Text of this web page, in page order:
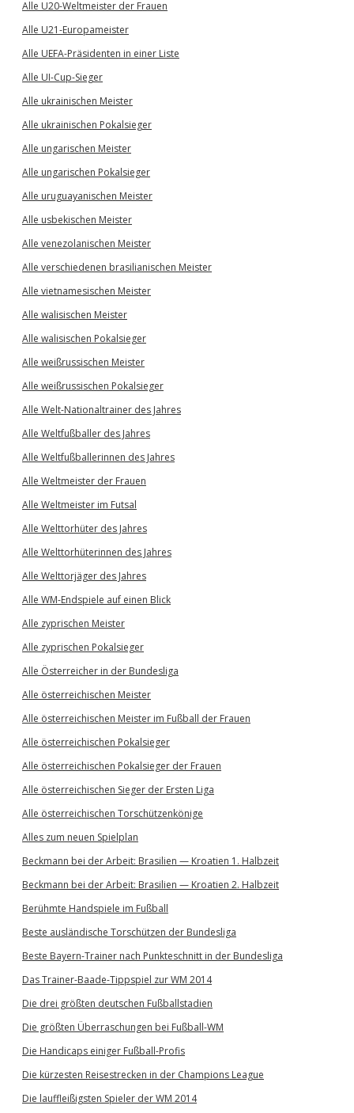
Alle U20-Weltmeister der Frauen
Alle U21-Europameister
Alle UEFA-Präsidenten in einer Liste
Alle UI-Cup-Sieger
Alle ukrainischen Meister
Alle ukrainischen Pokalsieger
Alle ungarischen Meister
Alle ungarischen Pokalsieger
Alle uruguayanischen Meister
Alle usbekischen Meister
Alle venezolanischen Meister
Alle verschiedenen brasilianischen Meister
Alle vietnamesischen Meister
Alle walisischen Meister
Alle walisischen Pokalsieger
Alle weißrussischen Meister
Alle weißrussischen Pokalsieger
Alle Welt-Nationaltrainer des Jahres
Alle Weltfußballer des Jahres
Alle Weltfußballerinnen des Jahres
Alle Weltmeister der Frauen
Alle Weltmeister im Futsal
Alle Welttorhüter des Jahres
Alle Welttorhüterinnen des Jahres
Alle Welttorjäger des Jahres
Alle WM-Endspiele auf einen Blick
Alle zyprischen Meister
Alle zyprischen Pokalsieger
Alle Österreicher in der Bundesliga
Alle österreichischen Meister
Alle österreichischen Meister im Fußball der Frauen
Alle österreichischen Pokalsieger
Alle österreichischen Pokalsieger der Frauen
Alle österreichischen Sieger der Ersten Liga
Alle österreichischen Torschützenkönige
Alles zum neuen Spielplan
Beckmann bei der Arbeit: Brasilien — Kroatien 1. Halbzeit
Beckmann bei der Arbeit: Brasilien — Kroatien 2. Halbzeit
Berühmte Handspiele im Fußball
Beste ausländische Torschützen der Bundesliga
Beste Bayern-Trainer nach Punkteschnitt in der Bundesliga
Das Trainer-Baade-Tippspiel zur WM 2014
Die drei größten deutschen Fußballstadien
Die größten Überraschungen bei Fußball-WM
Die Handicaps einiger Fußball-Profis
Die kürzesten Reisestrecken in der Champions League
Die lauffleißigsten Spieler der WM 2014